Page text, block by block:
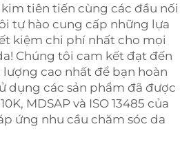
tiên tiến cùng các đầu nối
tự hào cung cấp những lựa
kiệm chi phí nhất cho mọi
Chúng tôi cam kết đạt đến
lượng cao nhất để bạn hoàn
dụng các sản phẩm đã được
MDSAP và ISO 13485 của
ứng nhu cầu chăm sóc da